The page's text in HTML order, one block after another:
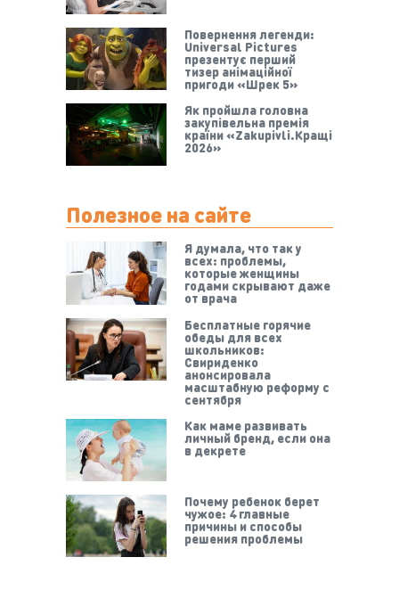
Повернення легенди:
Universal Pictures
презентує перший
тизер анімаційної
пригоди «Шрек 5»
Як пройшла головна
закупівельна премія
країни «Zakupivli.Кращі
2026»
Полезное на сайте
Я думала, что так у
всех: проблемы,
которые женщины
годами скрывают даже
от врача
Бесплатные горячие
обеды для всех
школьников:
Свириденко
анонсировала
масштабную реформу с
сентября
Как маме развивать
личный бренд, если она
в декрете
Почему ребенок берет
чужое: 4 главные
причины и способы
решения проблемы